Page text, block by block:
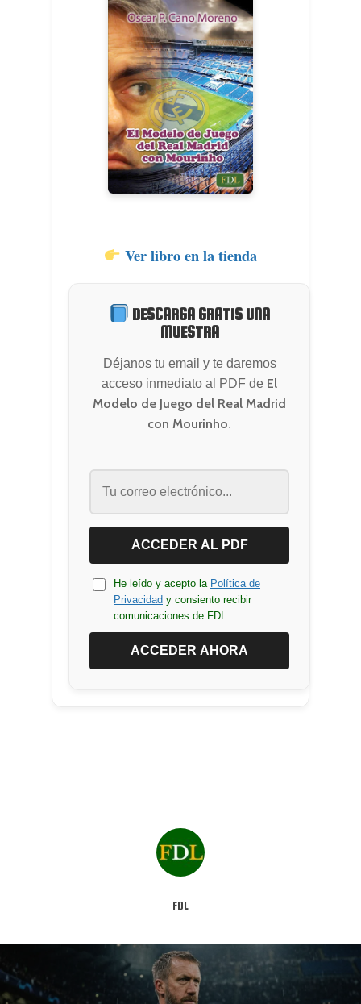
Ver libro en la tienda
DESCARGA GRATIS UNA
MUESTRA
Déjanos tu email y te daremos
acceso inmediato al PDF de El
Modelo de Juego del Real Madrid
con Mourinho.
ACCEDER AL PDF
He leído y acepto la Política de
Privacidad y consiento recibir
comunicaciones de FDL.
ACCEDER AHORA
FDL
Fútbol Profesional
Fútbol Divulgación
Publica con
Quiénes Somos
España
América Latina
Contacto
Blog FDL